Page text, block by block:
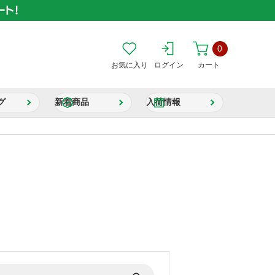
お気に入り ログイン カート
0
新着商品 入荷情報